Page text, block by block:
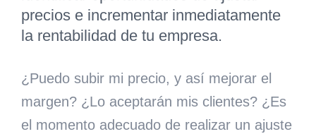
precios e incrementar inmediatamente
la rentabilidad de tu empresa.
¿Puedo subir mi precio, y así mejorar el
margen? ¿Lo aceptarán mis clientes? ¿Es
el momento adecuado de realizar un ajuste